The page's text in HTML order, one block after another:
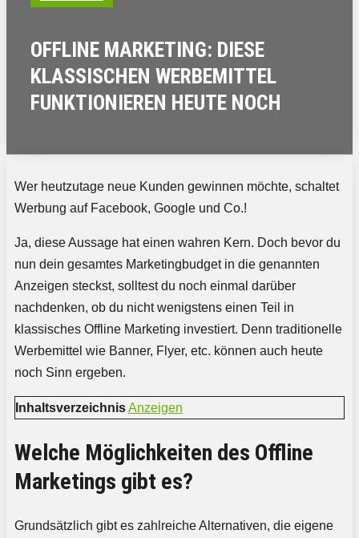
OFFLINE MARKETING: DIESE
KLASSISCHEN WERBEMITTEL
FUNKTIONIEREN HEUTE NOCH
Wer heutzutage neue Kunden gewinnen möchte, schaltet
Werbung auf Facebook, Google und Co.!
Ja, diese Aussage hat einen wahren Kern. Doch bevor du
nun dein gesamtes Marketingbudget in die genannten
Anzeigen steckst, solltest du noch einmal darüber
nachdenken, ob du nicht wenigstens einen Teil in
klassisches Offline Marketing investiert. Denn traditionelle
Werbemittel wie Banner, Flyer, etc. können auch heute
noch Sinn ergeben.
InhaltsverzeichnisAnzeigen
Welche Möglichkeiten des Offline
Marketings gibt es?
Grundsätzlich gibt es zahlreiche Alternativen, die eigene